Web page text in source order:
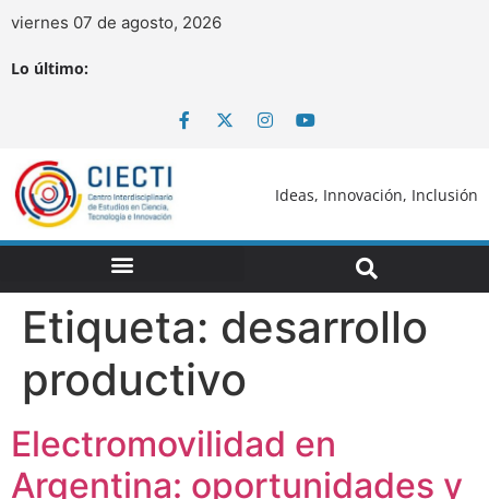
viernes 07 de agosto, 2026
Lo último:
Ideas, Innovación, Inclusión
Etiqueta: desarrollo
productivo
Electromovilidad en
Argentina: oportunidades y